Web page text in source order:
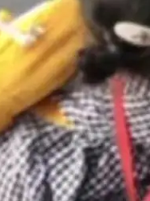
previe
、吴语
。在开
语种的
京ICP备2025119063号